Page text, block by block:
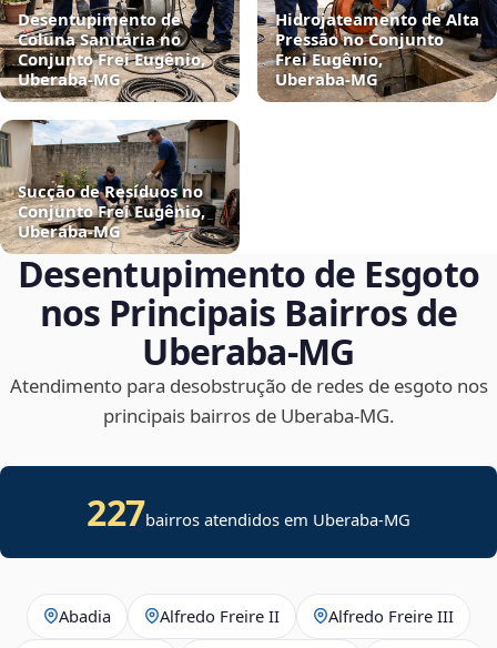
Desentupimento de
Coluna Sanitária no
Conjunto Frei Eugênio,
Uberaba‑MG
Hidrojateamento de Alta
Pressão no Conjunto
Frei Eugênio,
Uberaba‑MG
Sucção de Resíduos no
Conjunto Frei Eugênio,
Uberaba‑MG
Desentupimento de Esgoto
nos Principais Bairros de
Uberaba‑MG
Atendimento para desobstrução de redes de esgoto nos
principais bairros de Uberaba‑MG.
227bairros atendidos em Uberaba-MG
Abadia Alfredo Freire II Alfredo Freire III